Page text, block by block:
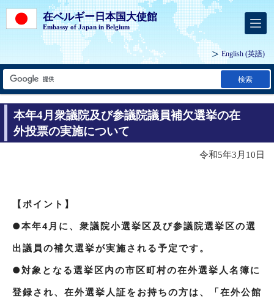
在ベルギー日本国大使館
Embassy of Japan in Belgium
English (英語)
検索
本年4月衆議院及び参議院議員補欠選挙の在
外投票の実施について
令和5年3月10日
【ポイント】
●本年4月に、衆議院小選挙区及び参議院選挙区の選
出議員の補欠選挙が実施される予定です。
●対象となる選挙区内の市区町村の在外選挙人名簿に
登録され、在外選挙人証をお持ちの方は、「在外公館